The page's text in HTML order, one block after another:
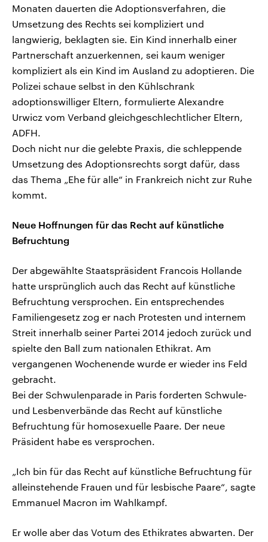
Monaten dauerten die Adoptionsverfahren, die
Umsetzung des Rechts sei kompliziert und
langwierig, beklagten sie. Ein Kind innerhalb einer
Partnerschaft anzuerkennen, sei kaum weniger
kompliziert als ein Kind im Ausland zu adoptieren. Die
Polizei schaue selbst in den Kühlschrank
adoptionswilliger Eltern, formulierte Alexandre
Urwicz vom Verband gleichgeschlechtlicher Eltern,
ADFH.
Doch nicht nur die gelebte Praxis, die schleppende
Umsetzung des Adoptionsrechts sorgt dafür, dass
das Thema „Ehe für alle“ in Frankreich nicht zur Ruhe
kommt.
Neue Hoffnungen für das Recht auf künstliche
Befruchtung
Der abgewählte Staatspräsident Francois Hollande
hatte ursprünglich auch das Recht auf künstliche
Befruchtung versprochen. Ein entsprechendes
Familiengesetz zog er nach Protesten und internem
Streit innerhalb seiner Partei 2014 jedoch zurück und
spielte den Ball zum nationalen Ethikrat. Am
vergangenen Wochenende wurde er wieder ins Feld
gebracht.
Bei der Schwulenparade in Paris forderten Schwule-
und Lesbenverbände das Recht auf künstliche
Befruchtung für homosexuelle Paare. Der neue
Präsident habe es versprochen.
„Ich bin für das Recht auf künstliche Befruchtung für
alleinstehende Frauen und für lesbische Paare“, sagte
Emmanuel Macron im Wahlkampf.
Er wolle aber das Votum des Ethikrates abwarten. Der